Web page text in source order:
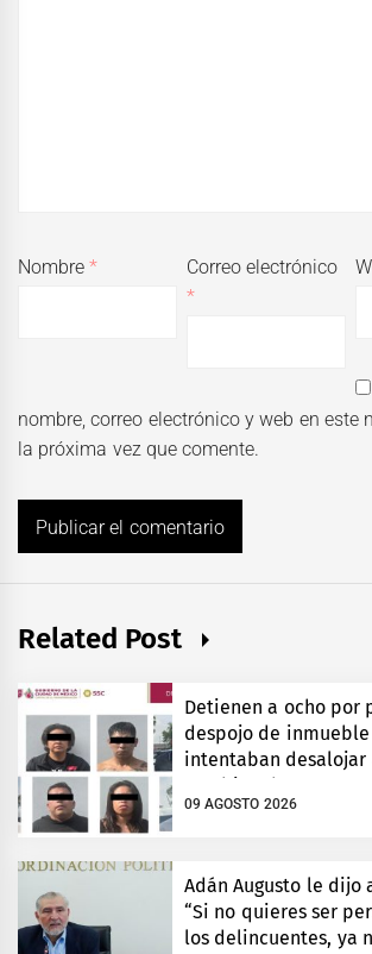
Nombre*
Correo electrónico
*
nombre, correo electrónico y web en este
la próxima vez que comente.
Related Post
Detienen a ocho por
despojo de inmueble
intentaban
cambiar chapas
09 AGOSTO 2026
Adán Augusto le dijo
“Si no quieres ser
los delincuentes, ya